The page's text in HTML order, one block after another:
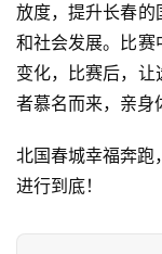
放度，提升长春的
和社会发展。比赛
变化，比赛后，
者慕名而来，亲身
北国春城幸福奔
进行到底！